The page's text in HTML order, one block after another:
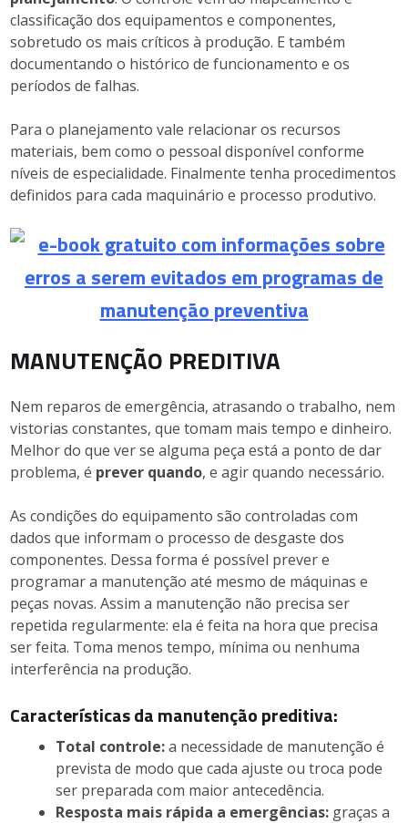
classificação dos equipamentos e componentes,
sobretudo os mais críticos à produção. E também
documentando o histórico de funcionamento e os
períodos de falhas.
Para o planejamento vale relacionar os recursos
materiais, bem como o pessoal disponível conforme
níveis de especialidade. Finalmente tenha procedimentos
definidos para cada maquinário e processo produtivo.
MANUTENÇÃO PREDITIVA
Nem reparos de emergência, atrasando o trabalho, nem
vistorias constantes, que tomam mais tempo e dinheiro.
Melhor do que ver se alguma peça está a ponto de dar
problema, é prever quando, e agir quando necessário.
As condições do equipamento são controladas com
dados que informam o processo de desgaste dos
componentes. Dessa forma é possível prever e
programar a manutenção até mesmo de máquinas e
peças novas. Assim a manutenção não precisa ser
repetida regularmente: ela é feita na hora que precisa
ser feita. Toma menos tempo, mínima ou nenhuma
interferência na produção.
Características da manutenção preditiva:
Total controle:a necessidade de manutenção é
prevista de modo que cada ajuste ou troca pode
ser preparada com maior antecedência.
Resposta mais rápida a emergências: graças a